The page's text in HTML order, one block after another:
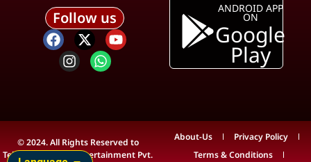
Follow us
ANDROID APP
ON
Google
Play
© 2024. All Rights Reserved to
Teleview Media & Entertainment Pvt.
About-Us
Privacy Policy
Terms & Conditions